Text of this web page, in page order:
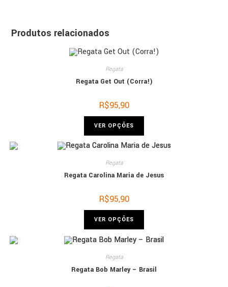
Produtos relacionados
Regata
Regata Get Out (Corra!)
R$95,90
VER OPÇÕES
Regata
Regata Carolina Maria de Jesus
R$95,90
VER OPÇÕES
Regata
Regata Bob Marley – Brasil